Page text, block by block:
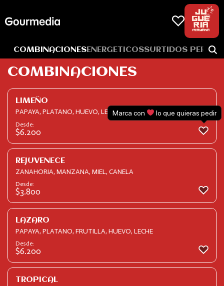
content
COMBINACIONESENERGETICOSSURTIDOS
COMBINACIONES
LIMEÑO
PAPAYA, PLATANO, HUEVO, LECHE
Desde:
$6.200
REJUVENECE
ZANAHORIA, MANZANA, MIEL, CANELA
Desde:
$3.800
LAZARO
PAPAYA, PLATANO, FRUTILLA, HUEVO, LECHE
Desde:
$6.200
TROPICAL
Marca con lo que quieras pedir